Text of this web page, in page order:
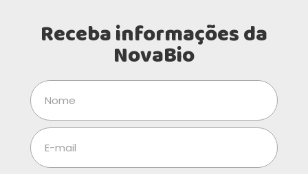
Receba informações da
NovaBio